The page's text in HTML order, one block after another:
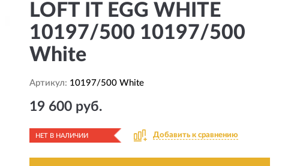
LOFT IT EGG WHITE
10197/500 10197/500
White
Артикул: 10197/500 White
19 600 руб.
НЕТ В НАЛИЧИИ Добавить к сравнению